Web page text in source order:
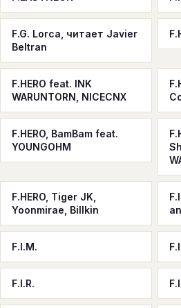
F.G. Lorca, читает Javier
Beltran
F.HERO feat. INK
WARUNTORN, NICECNX
F.HERO, BamBam feat.
YOUNGOHM
F.HERO, Tiger JK,
Yoonmirae, Billkin
F.I.M.
F.I.R.